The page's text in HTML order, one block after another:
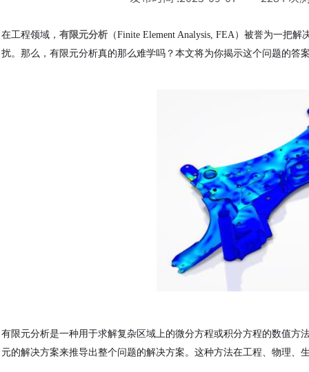
在工程领域， 有限元分析 （Finite Element Analysis, FEA）被誉为一把
扰。那么，有限元分析真的那么难学吗？本文将为你揭示这个问题的答
有限元分析是一种用于求解复杂区域上的微分方程或积分方程的数值
元的解决方案来推导出整个问题的解决方案。这种方法在工程、物理、